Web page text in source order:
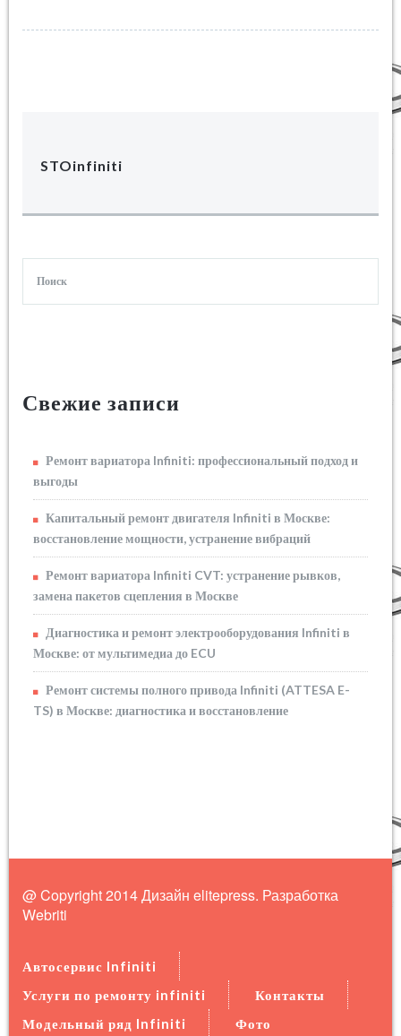
STOinfiniti
Свежие записи
Ремонт вариатора Infiniti: профессиональный подход и
выгоды
Капитальный ремонт двигателя Infiniti в Москве:
восстановление мощности, устранение вибраций
Ремонт вариатора Infiniti CVT: устранение рывков,
замена пакетов сцепления в Москве
Диагностика и ремонт электрооборудования Infiniti в
Москве: от мультимедиа до ECU
Ремонт системы полного привода Infiniti (ATTESA E-
TS) в Москве: диагностика и восстановление
@ Copyright 2014 Дизайн elitepress. Разработка
Webriti
Автосервис Infiniti
Услуги по ремонту infiniti
Контакты
Модельный ряд Infiniti
Фото